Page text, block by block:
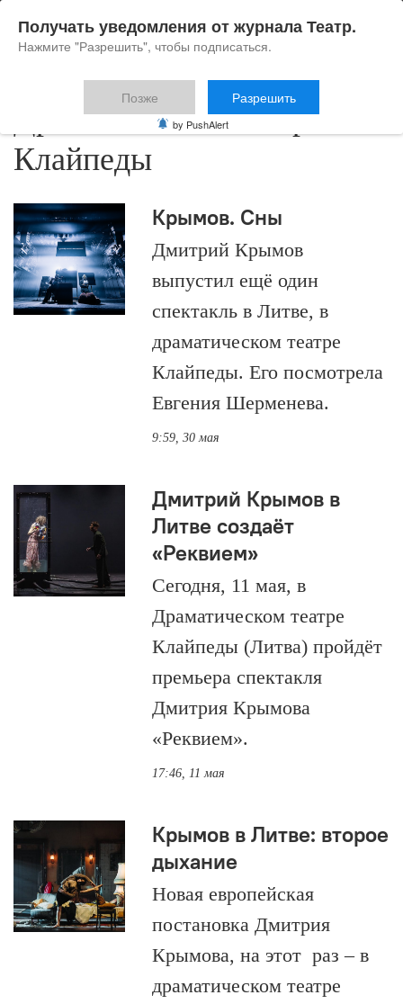
Драматический театр
Клайпеды
Крымов. Сны
Дмитрий Крымов
выпустил ещё один
спектакль в Литве, в
драматическом театре
Клайпеды. Его посмотрела
Евгения Шерменева.
9:59, 30 мая
Дмитрий Крымов в
Литве создаёт
«Реквием»
Сегодня, 11 мая, в
Драматическом театре
Клайпеды (Литва) пройдёт
премьера спектакля
Дмитрия Крымова
«Реквием».
17:46, 11 мая
Крымов в Литве: второе
дыхание
Новая европейская
постановка Дмитрия
Крымова, на этот раз – в
драматическом театре
Получать уведомления от журнала Театр.
Нажмите "Разрешить", чтобы подписаться.
Позже Разрешить
by PushAlert